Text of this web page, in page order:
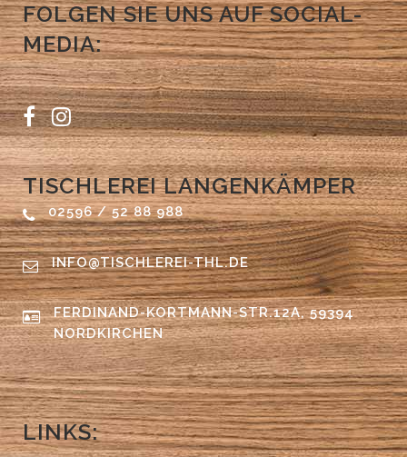
FOLGEN SIE UNS AUF SOCIAL-
MEDIA:
TISCHLEREI LANGENKÄMPER
02596 / 52 88 988
INFO@TISCHLEREI-THL.DE
FERDINAND-KORTMANN-STR.12A, 59394
NORDKIRCHEN
LINKS: